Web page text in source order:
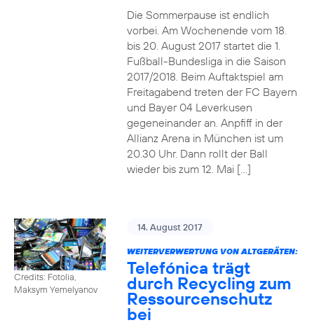
Die Sommerpause ist endlich
vorbei. Am Wochenende vom 18.
bis 20. August 2017 startet die 1.
Fußball-Bundesliga in die Saison
2017/2018. Beim Auftaktspiel am
Freitagabend treten der FC Bayern
und Bayer 04 Leverkusen
gegeneinander an. Anpfiff in der
Allianz Arena in München ist um
20.30 Uhr. Dann rollt der Ball
wieder bis zum 12. Mai […]
Credits: Fotolia,
Maksym Yemelyanov
14. August 2017
WEITERVERWERTUNG VON ALTGERÄTEN:
Telefónica trägt
durch Recycling zum
Ressourcenschutz
bei